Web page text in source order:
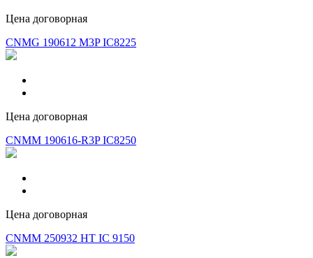
Цена договорная
CNMG 190612 M3P IC8225
Цена договорная
CNMM 190616-R3P IC8250
Цена договорная
CNMM 250932 HT IC 9150